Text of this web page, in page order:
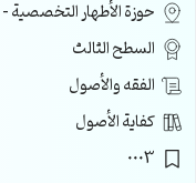
حوزة الأطهار التخصصية
السطح الثالث
الفقه والأصول
كفاية الأصول
0003